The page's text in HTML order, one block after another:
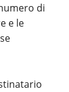
di
e le